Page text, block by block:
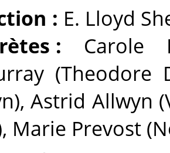
: E. Lloyd
: Carole
(Theodore
Astrid Allwyn
Marie Prevost